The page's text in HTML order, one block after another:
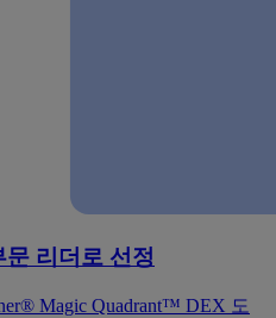
문 리더로 선정
Magic Quadrant™ DEX 도